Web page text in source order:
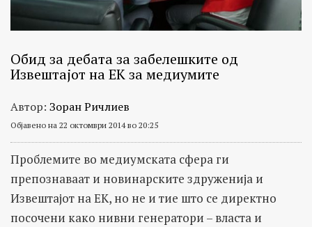
Обид за дебата за забелешките од
Извештајот на ЕК за медиумите
Автор: Зоран Ричлиев
Објавено на 22 октомври 2014 во 20:25
Проблемите во медиумската сфера ги
препознаваат и новинарските здруженија и
Извештајот на ЕК, но не и тие што се директно
посочени како нивни генератори – власта и